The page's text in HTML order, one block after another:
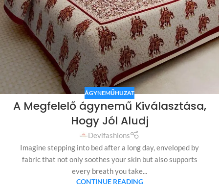
ÁGYNEMŰHUZAT
A Megfelelő ágynemű Kiválasztása,
Hogy Jól Aludj
Devifashions
Imagine stepping into bed after a long day, enveloped by
fabric that not only soothes your skin but also supports
every breath you take...
CONTINUE READING